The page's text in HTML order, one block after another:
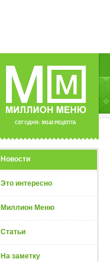
СЕГОДНЯ: 39142 РЕЦЕПТА
Новости
Это интересно
Миллион Меню
Статьи
На заметку